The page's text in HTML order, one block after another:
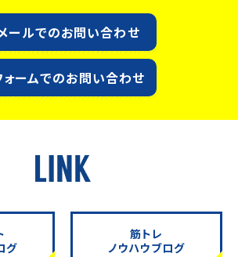
ールでのお問い合わせ
ォームでのお問い合わせ
グ
筋トレ
ノウハウブログ